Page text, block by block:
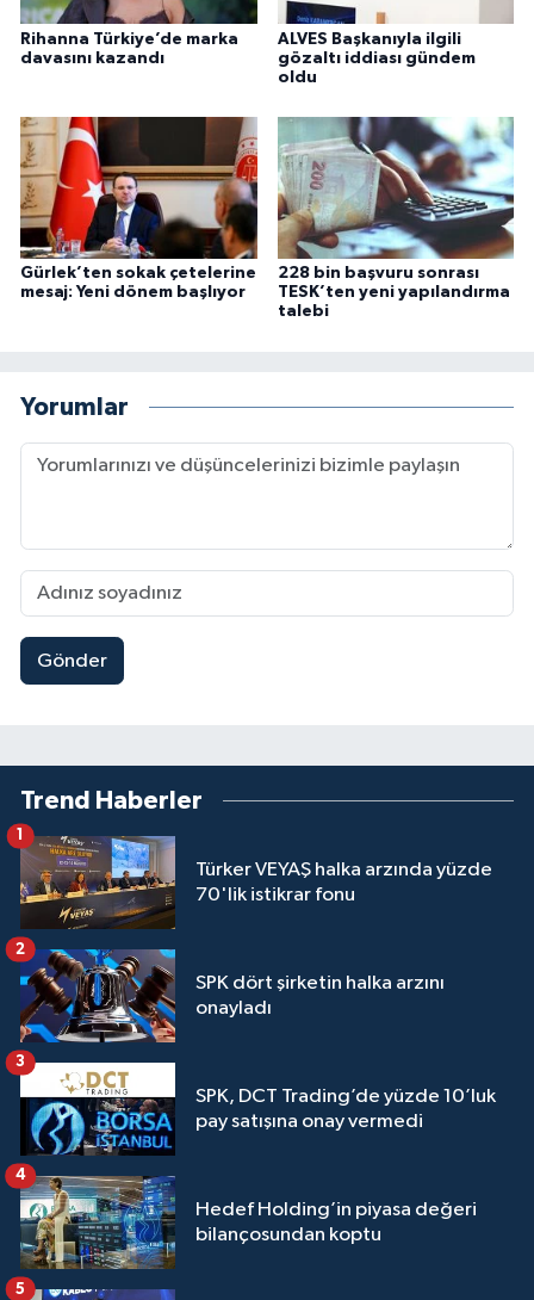
Rihanna Türkiye’de marka
davasını kazandı
ALVES Başkanıyla ilgili
gözaltı iddiası gündem
oldu
Gürlek’ten sokak çetelerine
mesaj: Yeni dönem başlıyor
228 bin başvuru sonrası
TESK’ten yeni yapılandırma
talebi
Yorumlar
Gönder
Trend Haberler
Türker VEYAŞ halka arzında yüzde
70'lik istikrar fonu
SPK dört şirketin halka arzını
onayladı
2
SPK, DCT Trading’de yüzde 10’luk
pay satışına onay vermedi
3
Hedef Holding’in piyasa değeri
bilançosundan koptu
4
5